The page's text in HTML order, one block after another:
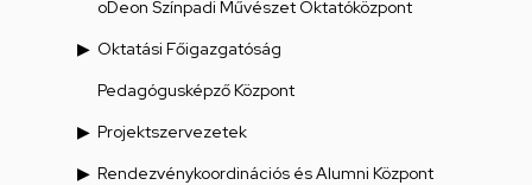
oDeon Színpadi Művészet Oktatóközpont
Oktatási Főigazgatóság
Pedagógusképző Központ
Projektszervezetek
Rendezvénykoordinációs és Alumni Központ